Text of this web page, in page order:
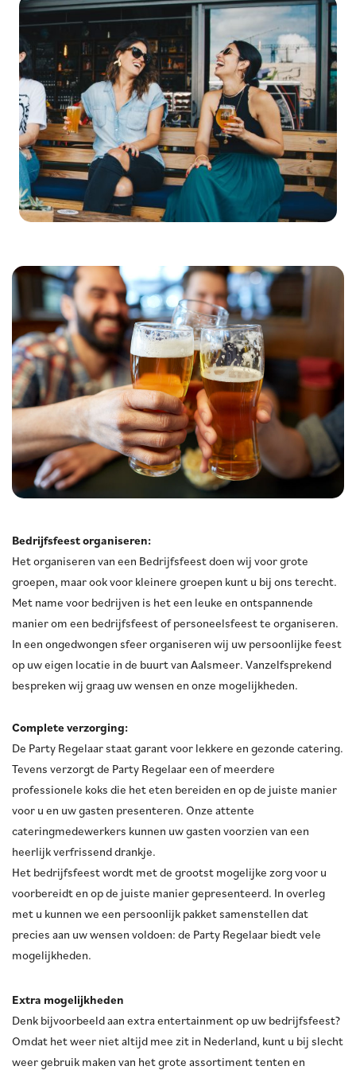
Bedrijfsfeest organiseren:
Het organiseren van een Bedrijfsfeest doen wij voor grote
groepen, maar ook voor kleinere groepen kunt u bij ons terecht.
Met name voor bedrijven is het een leuke en ontspannende
manier om een bedrijfsfeest of personeelsfeest te organiseren.
In een ongedwongen sfeer organiseren wij uw persoonlijke feest
op uw eigen locatie in de buurt van Aalsmeer. Vanzelfsprekend
bespreken wij graag uw wensen en onze mogelijkheden.
Complete verzorging:
De Party Regelaar staat garant voor lekkere en gezonde catering.
Tevens verzorgt de Party Regelaar een of meerdere
professionele koks die het eten bereiden en op de juiste manier
voor u en uw gasten presenteren. Onze attente
cateringmedewerkers kunnen uw gasten voorzien van een
heerlijk verfrissend drankje.
Het bedrijfsfeest wordt met de grootst mogelijke zorg voor u
voorbereidt en op de juiste manier gepresenteerd. In overleg
met u kunnen we een persoonlijk pakket samenstellen dat
precies aan uw wensen voldoen: de Party Regelaar biedt vele
mogelijkheden.
Extra mogelijkheden
Denk bijvoorbeeld aan extra entertainment op uw bedrijfsfeest?
Omdat het weer niet altijd mee zit in Nederland, kunt u bij slecht
weer gebruik maken van het grote assortiment tenten en